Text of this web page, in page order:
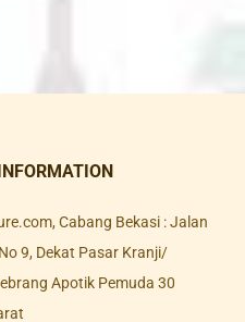
Cabang Bekasi : Jalan
9, Dekat Pasar Kranji/
Apotik Pemuda 30